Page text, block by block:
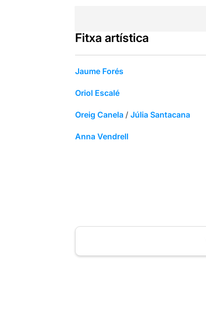
Fitxa artística
Jaume Forés
Oriol Escalé
Oreig Canela / Júlia Santacana
Anna Vendrell